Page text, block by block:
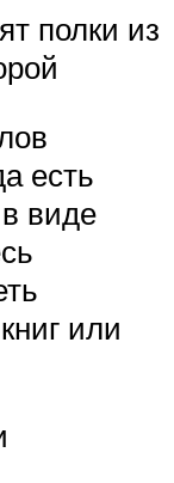
полки из
есть
виде
или